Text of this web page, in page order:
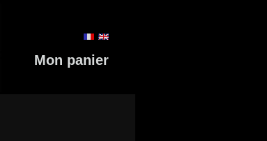
Mon panier